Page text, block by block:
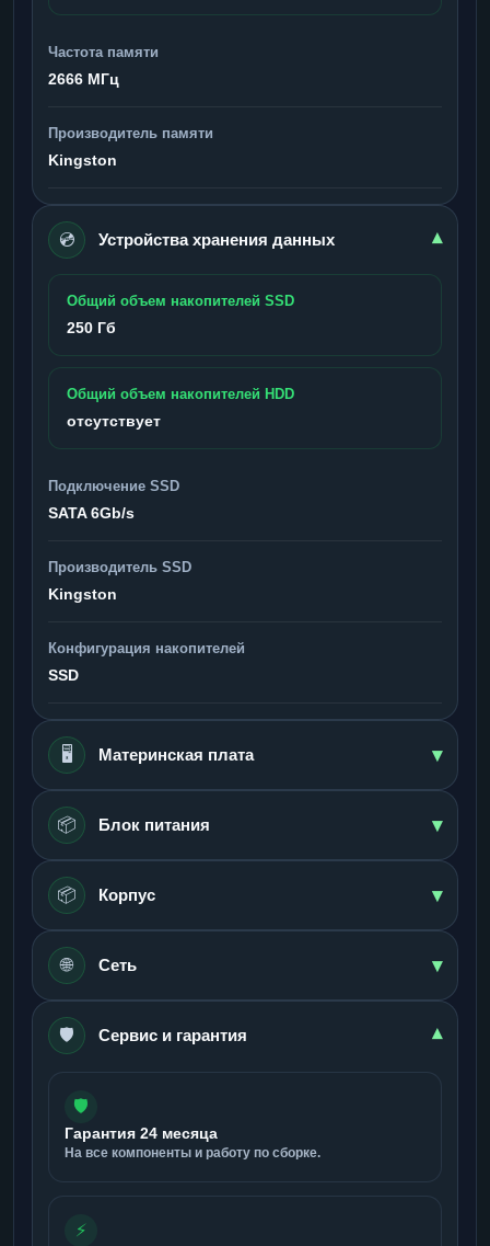
Частота памяти
2666 МГц
Производитель памяти
Kingston
💿 Устройства хранения данных ▾
Общий объем накопителей SSD
250 Гб
Общий объем накопителей HDD
отсутствует
Подключение SSD
SATA 6Gb/s
Производитель SSD
Kingston
Конфигурация накопителей
SSD
🖥️ Материнская плата ▾
📦 Блок питания ▾
📦 Корпус ▾
🌐 Сеть ▾
🛡️ Сервис и гарантия ▾
🛡️
Гарантия 24 месяца
На все компоненты и работу по сборке.
⚡